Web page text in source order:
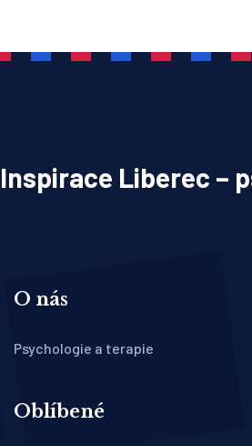
Inspirace Liberec –
O nás
Psychologie a terapie
Oblíbené